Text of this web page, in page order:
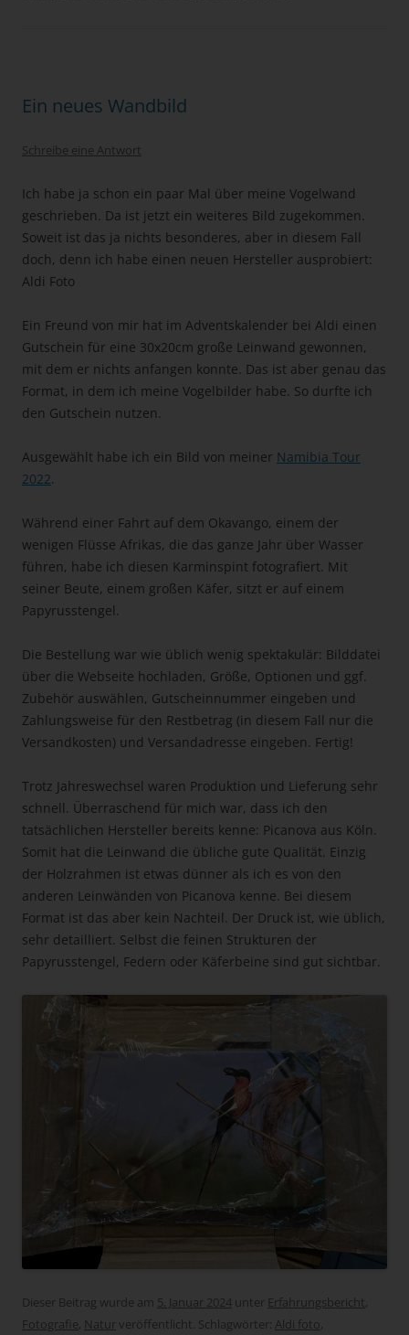
Ein neues Wandbild
Schreibe eine Antwort
Ich habe ja schon ein paar Mal über meine Vogelwand
geschrieben. Da ist jetzt ein weiteres Bild zugekommen.
Soweit ist das ja nichts besonderes, aber in diesem Fall
doch, denn ich habe einen neuen Hersteller ausprobiert:
Aldi Foto
Ein Freund von mir hat im Adventskalender bei Aldi einen
Gutschein für eine 30x20cm große Leinwand gewonnen,
mit dem er nichts anfangen konnte. Das ist aber genau das
Format, in dem ich meine Vogelbilder habe. So durfte ich
den Gutschein nutzen.
Ausgewählt habe ich ein Bild von meiner Namibia Tour
2022.
Während einer Fahrt auf dem Okavango, einem der
wenigen Flüsse Afrikas, die das ganze Jahr über Wasser
führen, habe ich diesen Karminspint fotografiert. Mit
seiner Beute, einem großen Käfer, sitzt er auf einem
Papyrusstengel.
Die Bestellung war wie üblich wenig spektakulär: Bilddatei
über die Webseite hochladen, Größe, Optionen und ggf.
Zubehör auswählen, Gutscheinnummer eingeben und
Zahlungsweise für den Restbetrag (in diesem Fall nur die
Versandkosten) und Versandadresse eingeben. Fertig!
Trotz Jahreswechsel waren Produktion und Lieferung sehr
schnell. Überraschend für mich war, dass ich den
tatsächlichen Hersteller bereits kenne: Picanova aus Köln.
Somit hat die Leinwand die übliche gute Qualität. Einzig
der Holzrahmen ist etwas dünner als ich es von den
anderen Leinwänden von Picanova kenne. Bei diesem
Format ist das aber kein Nachteil. Der Druck ist, wie üblich,
sehr detailliert. Selbst die feinen Strukturen der
Papyrusstengel, Federn oder Käferbeine sind gut sichtbar.
Dieser Beitrag wurde am 5. Januar 2024 unter Erfahrungsbericht,
Fotografie, Natur veröffentlicht. Schlagwörter: Aldi foto,